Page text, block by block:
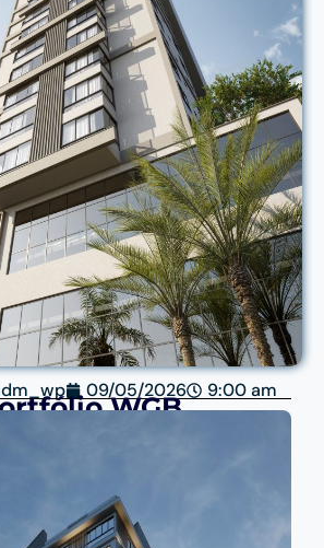
09/05/2026 9:00 am
WGB